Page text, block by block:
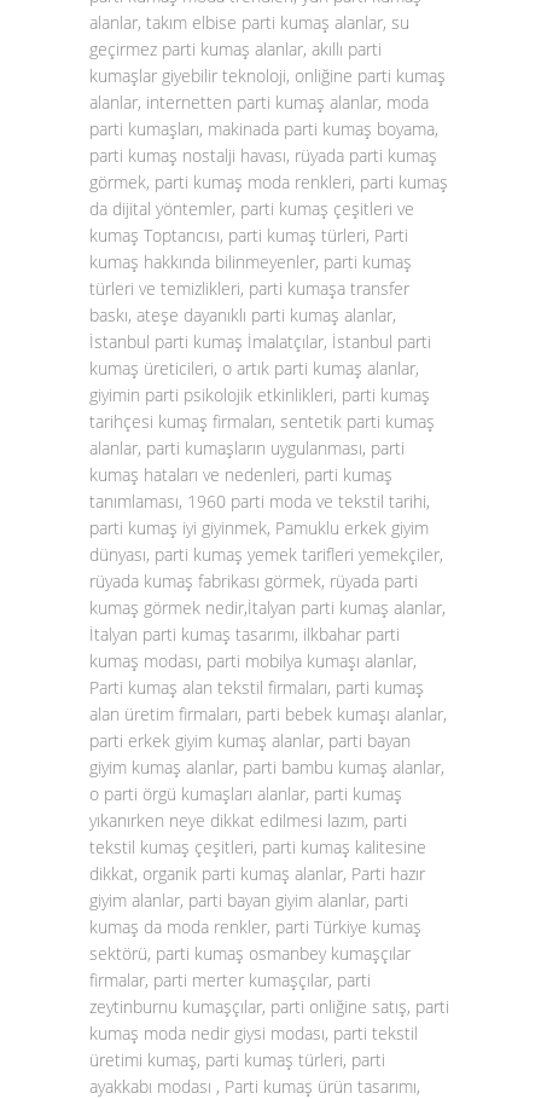
alanlar, takım elbise parti kumaş alanlar, su
geçirmez parti kumaş alanlar, akıllı parti
kumaşlar giyebilir teknoloji, onliğine parti kumaş
alanlar, internetten parti kumaş alanlar, moda
parti kumaşları, makinada parti kumaş boyama,
parti kumaş nostalji havası, rüyada parti kumaş
görmek, parti kumaş moda renkleri, parti kumaş
da dijital yöntemler, parti kumaş çeşitleri ve
kumaş Toptancısı, parti kumaş türleri, Parti
kumaş hakkında bilinmeyenler, parti kumaş
türleri ve temizlikleri, parti kumaşa transfer
baskı, ateşe dayanıklı parti kumaş alanlar,
İstanbul parti kumaş İmalatçılar, İstanbul parti
kumaş üreticileri, o artık parti kumaş alanlar,
giyimin parti psikolojik etkinlikleri, parti kumaş
tarihçesi kumaş firmaları, sentetik parti kumaş
alanlar, parti kumaşların uygulanması, parti
kumaş hataları ve nedenleri, parti kumaş
tanımlaması, 1960 parti moda ve tekstil tarihi,
parti kumaş iyi giyinmek, Pamuklu erkek giyim
dünyası, parti kumaş yemek tarifleri yemekçiler,
rüyada kumaş fabrikası görmek, rüyada parti
kumaş görmek nedir,İtalyan parti kumaş alanlar,
İtalyan parti kumaş tasarımı, ilkbahar parti
kumaş modası, parti mobilya kumaşı alanlar,
Parti kumaş alan tekstil firmaları, parti kumaş
alan üretim firmaları, parti bebek kumaşı alanlar,
parti erkek giyim kumaş alanlar, parti bayan
giyim kumaş alanlar, parti bambu kumaş alanlar,
o parti örgü kumaşları alanlar, parti kumaş
yıkanırken neye dikkat edilmesi lazım, parti
tekstil kumaş çeşitleri, parti kumaş kalitesine
dikkat, organik parti kumaş alanlar, Parti hazır
giyim alanlar, parti bayan giyim alanlar, parti
kumaş da moda renkler, parti Türkiye kumaş
sektörü, parti kumaş osmanbey kumaşçılar
firmalar, parti merter kumaşçılar, parti
zeytinburnu kumaşçılar, parti onliğine satış, parti
kumaş moda nedir giysi modası, parti tekstil
üretimi kumaş, parti kumaş türleri, parti
ayakkabı modası , Parti kumaş ürün tasarımı,